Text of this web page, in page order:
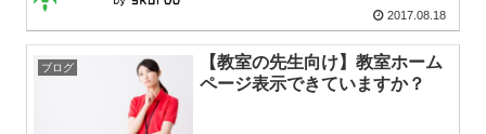
2017.08.18
ブログ
【教室の先生向け】教室ホーム
ページ表示できていますか？